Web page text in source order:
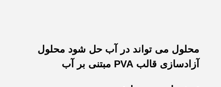
محلول می تواند در آب حل شود محلول
آزادسازی قالب PVA مبتنی بر آب